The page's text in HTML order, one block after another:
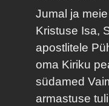
Jumal ja
Kristuse Isa,
apostlitele
oma Kiriku
südamed
armastuse